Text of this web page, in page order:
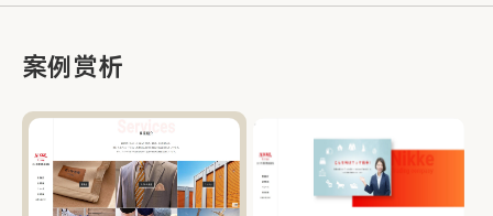
案例赏析